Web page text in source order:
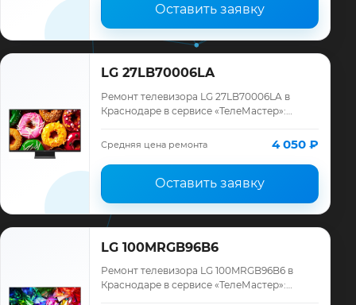
Оставить заявку
LG 27LB70006LA
Ремонт телевизора LG 27LB70006LA в
Краснодаре в сервисе «ТелеМастер»:
запчасти и гарантия до 12 месяцев.
Средняя цена ремонта 4 050 ₽
Оставить заявку
LG 100MRGB96B6
Ремонт телевизора LG 100MRGB96B6 в
Краснодаре в сервисе «ТелеМастер»: